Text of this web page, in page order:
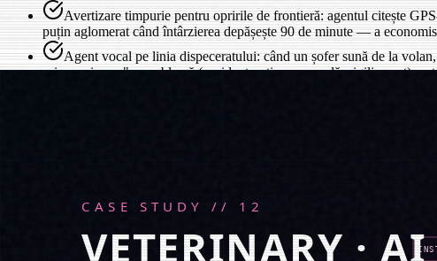
Avertizare timpurie pentru opririle de frontieră: agentul citește
puțin aglomerat când întârzierea depășește 90 de minute — a
Agent vocal pe linia dispeceratului: când un șofer sună de la
orice „miroase" a problemă (accident, reținere vamală, sigiliu rupt) cu
Cusătura inversă cu e-Factura: când iese factura de transport,
Onboarding subcontractori: transportatorul lucrează cu ~40 de
Dashboard pentru dispecer: vedere live „ce s-ar putea sparge în
Rezultatele după 90 de zile